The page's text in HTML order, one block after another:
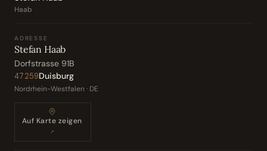
Haab
ADRESSE
Stefan Haab
Dorfstrasse 91B
47259Duisburg
Nordrhein-Westfalen · DE
Auf Karte zeigen
↗